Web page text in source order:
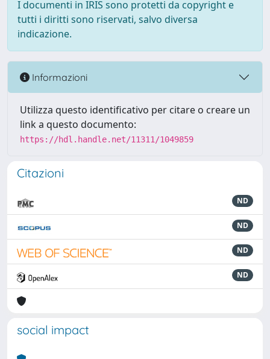
I documenti in IRIS sono protetti da copyright e
tutti i diritti sono riservati, salvo diversa
indicazione.
Informazioni
Utilizza questo identificativo per citare o creare un
link a questo documento:
https://hdl.handle.net/11311/1049859
Citazioni
ND
ND
ND
ND
social impact